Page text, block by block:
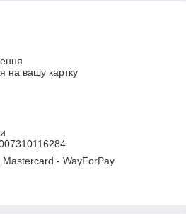
на вашу картку
- WayForPay